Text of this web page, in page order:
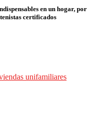
en un hogar, por
certificados
unifamiliares